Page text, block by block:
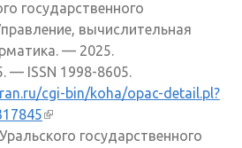
государственного
вычислительная
— 2025.
— ISSN 1998-8605.
cgi-bin/koha/opac-detail.pl?
(внешняя ссылка)
государственного